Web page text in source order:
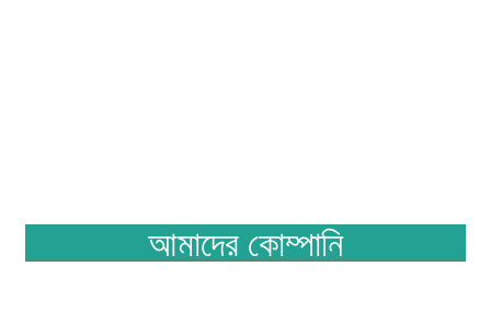
আমাদের কোম্পানি